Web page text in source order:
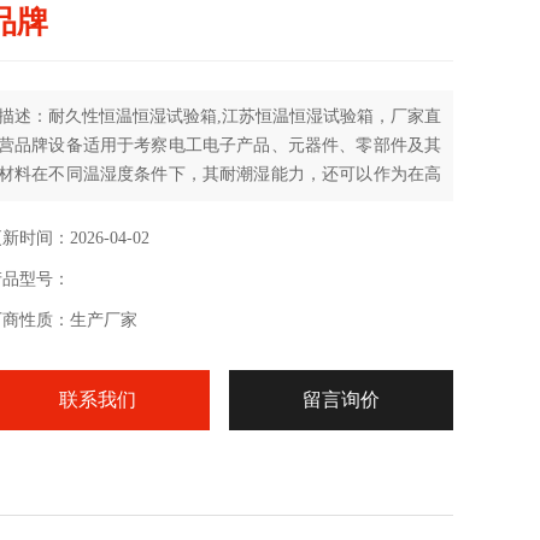
牌
述：耐久性恒温恒湿试验箱,江苏恒温恒湿试验箱，厂家直
品牌设备适用于考察电工电子产品、元器件、零部件及其
料在不同温湿度条件下，其耐潮湿能力，还可以作为在高
时间：2026-04-02
型号：
性质：生产厂家
联系我们 留言询价